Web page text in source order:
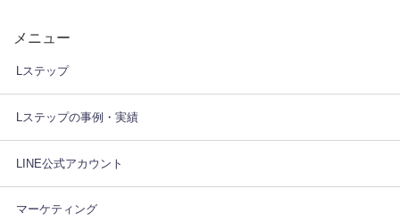
メニュー
Lステップ
Lステップの事例・実績
LINE公式アカウント
マーケティング